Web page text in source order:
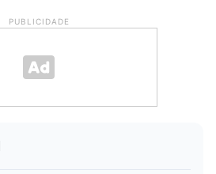
PUBLICIDADE